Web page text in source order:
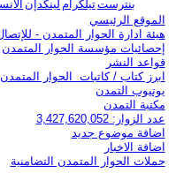
لينكدإن تيلكرامبنترست
الموقع الرئيسي
هيئة ادارة الحوار المتمدن -
إحصائيات مؤسسة الحوار المتمدن
قواعد النشر
ابرز كتاب / كاتبات الحوار المتمدن
يوتيوب التمدن
مكتبة التمدن
عدد الزوار: 3,427,620,052
اضافة موضوع جديد
اضافة الاخبار
حملات الحوار المتمدن التضامنية